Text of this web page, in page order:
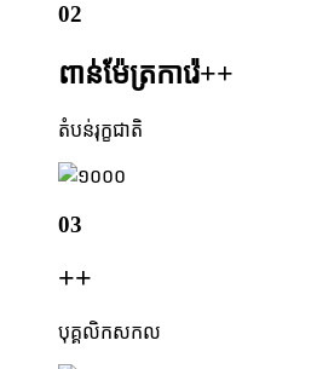
02
ពាន់ម៉ែត្រការ៉េ++
តំបន់រុក្ខជាតិ
03
++
បុគ្គលិកសកល